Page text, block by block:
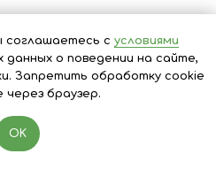
соглашаетесь с условиями
о поведении на сайте,
Запретить обработку cookie
браузер.
OK